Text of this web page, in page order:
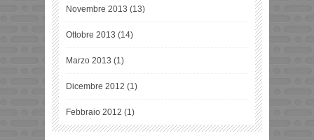
Novembre 2013 (13)
Ottobre 2013 (14)
Marzo 2013 (1)
Dicembre 2012 (1)
Febbraio 2012 (1)